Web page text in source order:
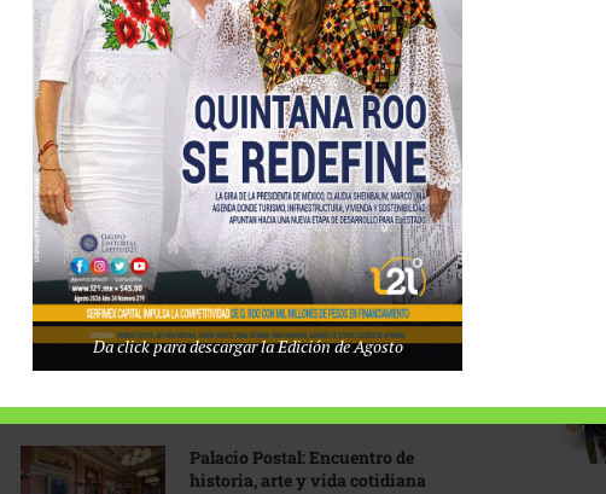
Tecnológico de Monterrey
3 agosto, 2026
Promoción turística con visión
1 abril, 2026
Industria global en
reconfiguración
31 marzo, 2026
Palacio Postal: Encuentro de
historia, arte y vida cotidiana
Da click para descargar la Edición de Agosto